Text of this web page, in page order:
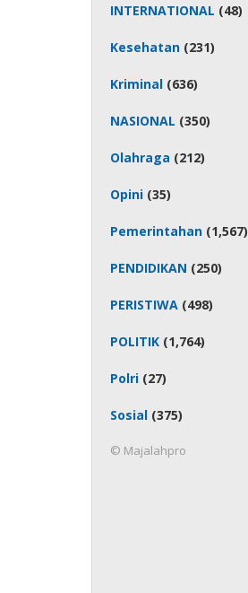
INTERNATIONAL (48)
Kesehatan (231)
Kriminal (636)
NASIONAL (350)
Olahraga (212)
Opini (35)
Pemerintahan (1,567)
PENDIDIKAN (250)
PERISTIWA (498)
POLITIK (1,764)
Polri (27)
Sosial (375)
© Majalahpro